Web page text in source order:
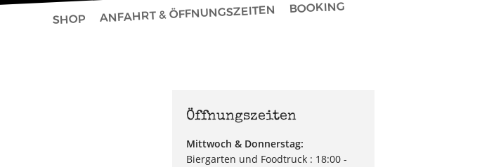
SHOP ANFAHRT & ÖFFNUNGSZEITEN BOOKING
Öffnungszeiten
Mittwoch & Donnerstag:
Biergarten und Foodtruck : 18:00 -